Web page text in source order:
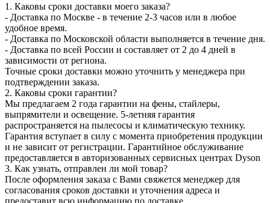
1. Каковы сроки доставки моего заказа?
- Доставка по Москве - в течение 2-3 часов или в любое
удобное время.
- Доставка по Московской области выполняется в течение дня.
- Доставка по всей России и составляет от 2 до 4 дней в
зависимости от региона.
Точные сроки доставки можно уточнить у менеджера при
подтверждении заказа.
2. Каковы сроки гарантии?
Мы предлагаем 2 года гарантии на фены, стайлеры,
выпрямители и освещение. 5-летняя гарантия
распространяется на пылесосы и климатическую технику.
Гарантия вступает в силу с момента приобретения продукции
и не зависит от регистрации. Гарантийное обслуживание
предоставляется в авторизованных сервисных центрах Dyson
3. Как узнать, отправлен ли мой товар?
После оформления заказа с Вами свяжется менеджер для
согласования сроков доставки и уточнения адреса и
предоставит всю информацию по доставке.